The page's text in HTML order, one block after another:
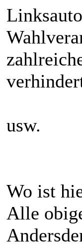
usw.
Wo ist
Alle